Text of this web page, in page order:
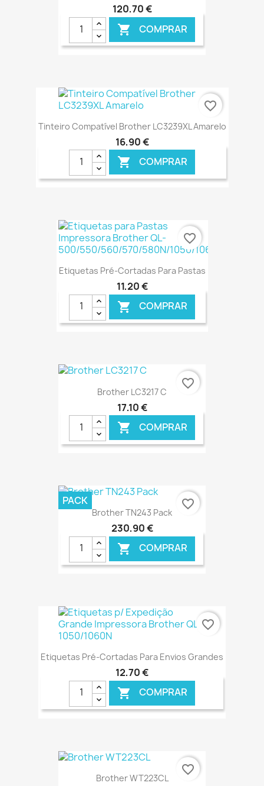
120,70 €
 COMPRAR
€ ONLINE
Tinteiro Compatível Brother LC3239XL Amarelo
16,90 €
 COMPRAR
favorite_border
Etiquetas Pré-Cortadas Para Pastas
11,20 €
 COMPRAR
favorite_border
Brother LC3217 C
17,10 €
 COMPRAR
€ ONLINE
favorite_border
Brother TN243 Pack
230,90 €
 COMPRAR
€ ONLINE
PACK favorite_border
Etiquetas Pré-Cortadas Para Envios Grandes
12,70 €
 COMPRAR
favorite_border
Brother WT223CL
favorite_border